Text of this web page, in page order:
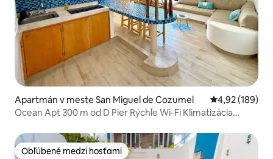
Apartmán v meste San Miguel de Cozumel Priemerné
4,92 (189)
Ocean Apt 300 m od D Pier Rýchle Wi-Fi Klimatizácia
Obľúbené medzi hosťami
Obľúbené medzi hosťami